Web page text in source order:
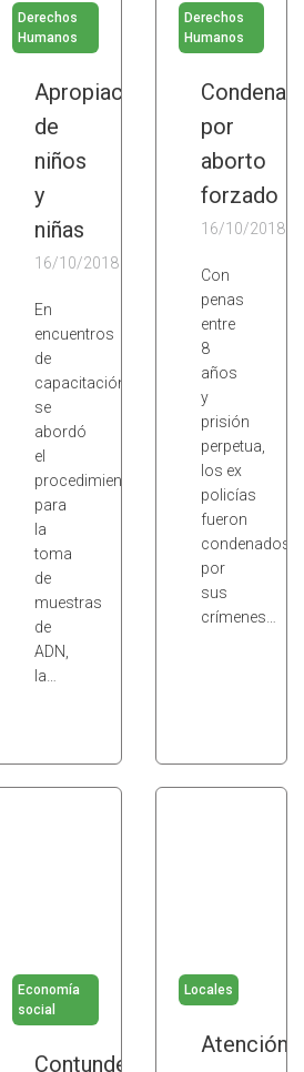
Derechos
Humanos
Apropiación
de
niños
y
niñas
16/10/2018
En
encuentros
de
capacitación
se
abordó
el
procedimiento
para
la
toma
de
muestras
de
ADN,
la…
Derechos
Humanos
Condena
por
aborto
forzado
16/10/2018
Con
penas
entre
8
años
y
prisión
perpetua,
los ex
policías
fueron
condenados
por
sus
crímenes…
Economía
social
Contundente
Locales
Atención